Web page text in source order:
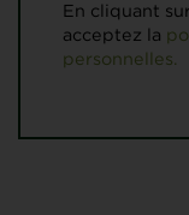
En cliquant
acceptez la
personnelles.